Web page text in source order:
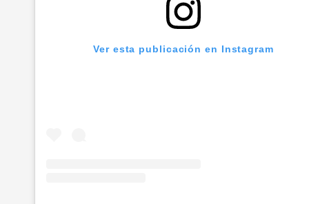
Ver esta publicación en Instagram